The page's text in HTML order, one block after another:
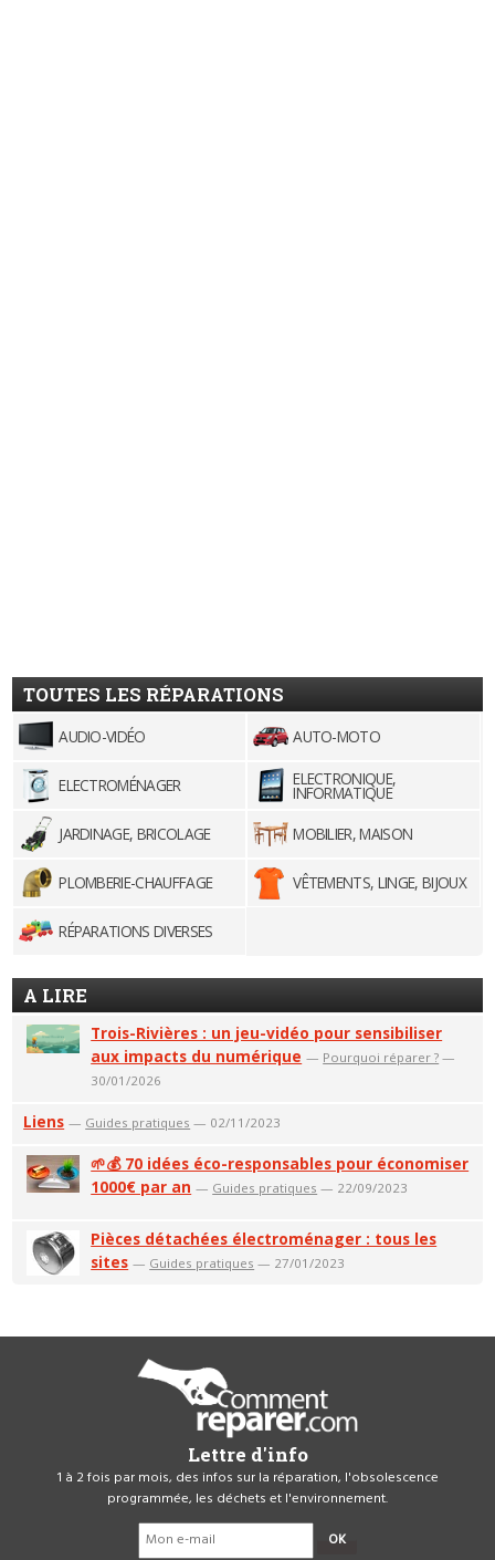
TOUTES LES RÉPARATIONS
AUDIO-VIDÉO AUTO-MOTO
ELECTROMÉNAGER ELECTRONIQUE,
INFORMATIQUE
JARDINAGE, BRICOLAGE
MOBILIER, MAISON
PLOMBERIE-CHAUFFAGE VÊTEMENTS, LINGE, BIJOUX
RÉPARATIONS DIVERSES
A LIRE
Trois-Rivières : un jeu-vidéo pour sensibiliser
aux impacts du numérique — Pourquoi réparer ? —
30/01/2026
Liens — Guides pratiques — 02/11/2023
🌱💰 70 idées éco-responsables pour économiser
1000€ par an — Guides pratiques — 22/09/2023
Pièces détachées électroménager : tous les
sites — Guides pratiques — 27/01/2023
Lettre d'info
1 à 2 fois par mois, des infos sur la réparation, l'obsolescence
programmée, les déchets et l'environnement.
OK